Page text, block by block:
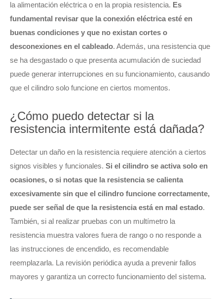
la alimentación eléctrica o en la propia resistencia. Es
fundamental revisar que la conexión eléctrica esté en
buenas condiciones y que no existan cortes o
desconexiones en el cableado. Además, una resistencia que
se ha desgastado o que presenta acumulación de suciedad
puede generar interrupciones en su funcionamiento, causando
que el cilindro solo funcione en ciertos momentos.
¿Cómo puedo detectar si la
resistencia intermitente está dañada?
Detectar un daño en la resistencia requiere atención a ciertos
signos visibles y funcionales. Si el cilindro se activa solo en
ocasiones, o si notas que la resistencia se calienta
excesivamente sin que el cilindro funcione correctamente,
puede ser señal de que la resistencia está en mal estado.
También, si al realizar pruebas con un multímetro la
resistencia muestra valores fuera de rango o no responde a
las instrucciones de encendido, es recomendable
reemplazarla. La revisión periódica ayuda a prevenir fallos
mayores y garantiza un correcto funcionamiento del sistema.